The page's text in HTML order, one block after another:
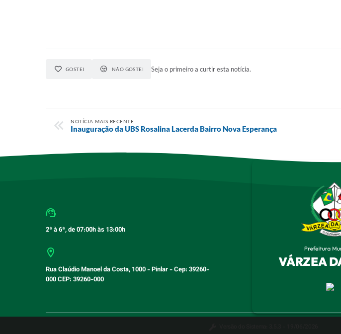
GOSTEI NÃO GOSTEI Seja o primeiro a curtir esta notícia.
NOTÍCIA MAIS RECENTE
Inauguração da UBS Rosalina Lacerda Bairro Nova Esperança
2ª à 6ª, de 07:00h às 13:00h
Rua Claúdio Manoel da Costa, 1000 - Pinlar - Cep: 39260-
000 CEP: 39260-000